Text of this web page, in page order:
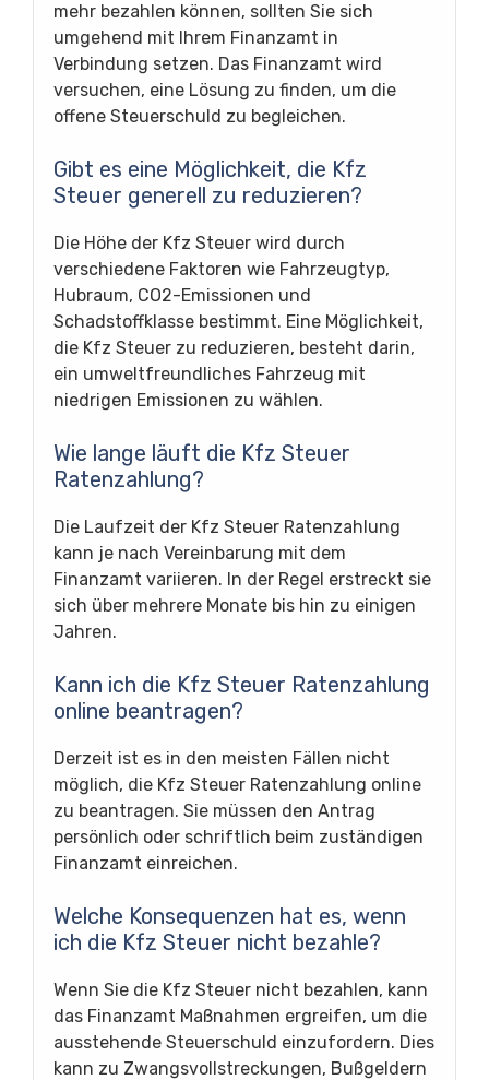
mehr bezahlen können, sollten Sie sich
umgehend mit Ihrem Finanzamt in
Verbindung setzen. Das Finanzamt wird
versuchen, eine Lösung zu finden, um die
offene Steuerschuld zu begleichen.
Gibt es eine Möglichkeit, die Kfz
Steuer generell zu reduzieren?
Die Höhe der Kfz Steuer wird durch
verschiedene Faktoren wie Fahrzeugtyp,
Hubraum, CO2-Emissionen und
Schadstoffklasse bestimmt. Eine Möglichkeit,
die Kfz Steuer zu reduzieren, besteht darin,
ein umweltfreundliches Fahrzeug mit
niedrigen Emissionen zu wählen.
Wie lange läuft die Kfz Steuer
Ratenzahlung?
Die Laufzeit der Kfz Steuer Ratenzahlung
kann je nach Vereinbarung mit dem
Finanzamt variieren. In der Regel erstreckt sie
sich über mehrere Monate bis hin zu einigen
Jahren.
Kann ich die Kfz Steuer Ratenzahlung
online beantragen?
Derzeit ist es in den meisten Fällen nicht
möglich, die Kfz Steuer Ratenzahlung online
zu beantragen. Sie müssen den Antrag
persönlich oder schriftlich beim zuständigen
Finanzamt einreichen.
Welche Konsequenzen hat es, wenn
ich die Kfz Steuer nicht bezahle?
Wenn Sie die Kfz Steuer nicht bezahlen, kann
das Finanzamt Maßnahmen ergreifen, um die
ausstehende Steuerschuld einzufordern. Dies
kann zu Zwangsvollstreckungen, Bußgeldern